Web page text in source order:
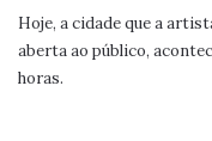
Hoje, a cidade que a
aberta ao público,
horas.